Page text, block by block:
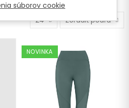
24 Zoradiť podľa
NOVINKA
súborov cookie